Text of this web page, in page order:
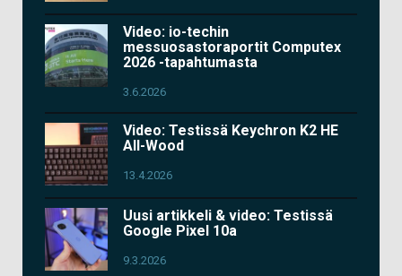
Video: io-techin
messuosastoraportit Computex
2026 -tapahtumasta
3.6.2026
Video: Testissä Keychron K2 HE
All-Wood
13.4.2026
Uusi artikkeli & video: Testissä
Google Pixel 10a
9.3.2026